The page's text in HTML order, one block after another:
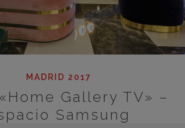
MADRID 2017
Gallery TV» –
Samsung